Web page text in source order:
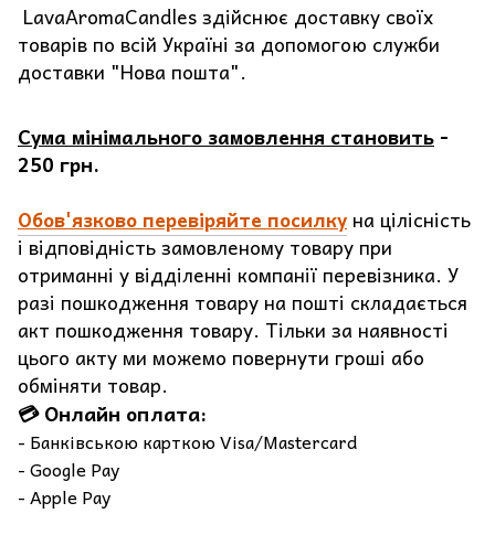
LavaAromaCandles здійснює доставку своїх
товарів по всій Україні за допомогою служби
доставки "Нова пошта".
Сума мінімального замовлення становить -
250 грн.
Обов'язково перевіряйте посилку на цілісність
і відповідність замовленому товару при
отриманні у відділенні компанії перевізника. У
разі пошкодження товару на пошті складається
акт пошкодження товару. Тільки за наявності
цього акту ми можемо повернути гроші або
обміняти товар.
💳 Онлайн оплата:
- Банківською карткою Visa/Mastercard
- Google Pay
- Apple Pay